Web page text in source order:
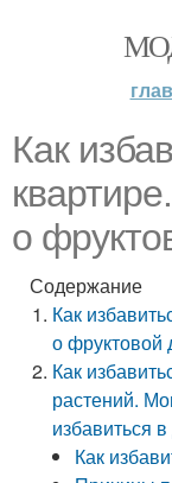
Как
о
Содержание
Как
о фруктовой
Как
растений.
избавиться
Как